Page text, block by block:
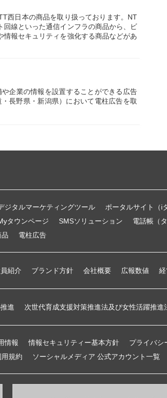
西日本の商品を取り扱っております。NT
線といった通信インフラの商品から、ビ
報セキュリティを強化する商品などがあ
企業の情報を設置することができる広告
長野県・新潟県）において電柱広告を取
ジタルマーケティングツール
ポータルサイト（i
タウンページ SMSソリューション
電話帳（
電柱広告
紹介 ブランド方針 会社概要 広報数値 経
進 次世代育成支援対策推進法及び女性活躍推進
情報 情報セキュリティー基本方針
プライバシ
規約
ソーシャルメディア 公式アカウント一覧